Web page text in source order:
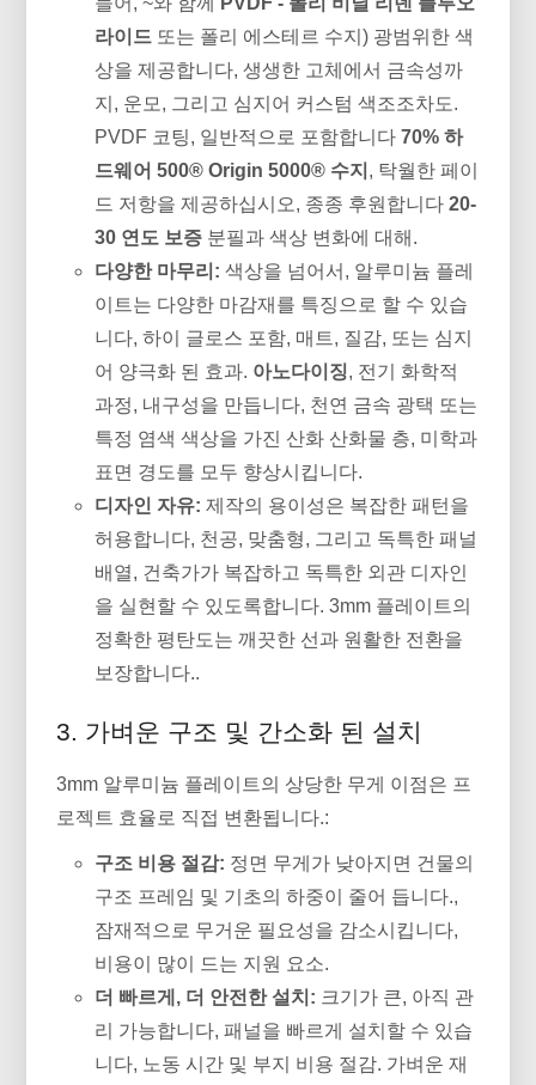
라이드 또는 폴리 에스테르 수지) 광범위한 색
상을 제공합니다, 생생한 고체에서 금속성까
지, 운모, 그리고 심지어 커스텀 색조조차도.
PVDF 코팅, 일반적으로 포함합니다70% 하
드웨어 500® Origin 5000® 수지 , 탁월한 페이
드 저항을 제공하십시오, 종종 후원합니다20-
30 연도 보증 분필과 색상 변화에 대해.
다양한 마무리: 색상을 넘어서, 알루미늄 플레
이트는 다양한 마감재를 특징으로 할 수 있습
니다, 하이 글로스 포함, 매트, 질감, 또는 심지
어 양극화 된 효과. 아노다이징, 전기 화학적
과정, 내구성을 만듭니다, 천연 금속 광택 또는
특정 염색 색상을 가진 산화 산화물 층, 미학과
표면 경도를 모두 향상시킵니다.
디자인 자유: 제작의 용이성은 복잡한 패턴을
허용합니다, 천공, 맞춤형, 그리고 독특한 패널
배열, 건축가가 복잡하고 독특한 외관 디자인
을 실현할 수 있도록합니다. 3mm 플레이트의
정확한 평탄도는 깨끗한 선과 원활한 전환을
보장합니다..
3. 가벼운 구조 및 간소화 된 설치
3mm 알루미늄 플레이트의 상당한 무게 이점은 프
로젝트 효율로 직접 변환됩니다.:
구조 비용 절감: 정면 무게가 낮아지면 건물의
구조 프레임 및 기초의 하중이 줄어 듭니다.,
잠재적으로 무거운 필요성을 감소시킵니다,
비용이 많이 드는 지원 요소.
더 빠르게, 더 안전한 설치: 크기가 큰, 아직 관
리 가능합니다, 패널을 빠르게 설치할 수 있습
니다, 노동 시간 및 부지 비용 절감. 가벼운 재